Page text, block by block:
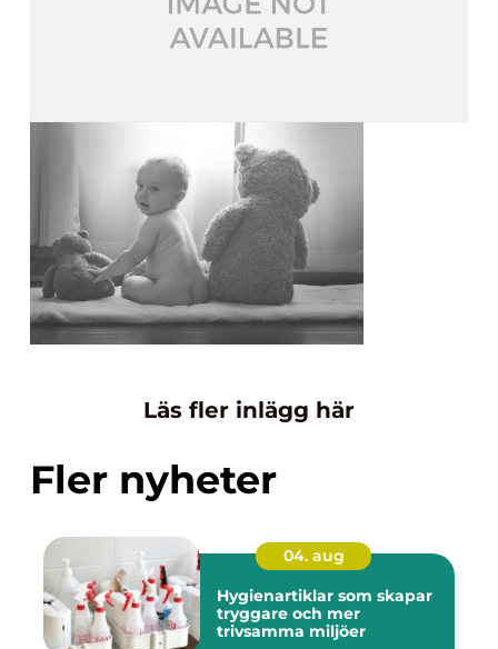
Läs fler inlägg här
Fler nyheter
04. aug
Hygienartiklar som skapar
tryggare och mer
trivsamma miljöer